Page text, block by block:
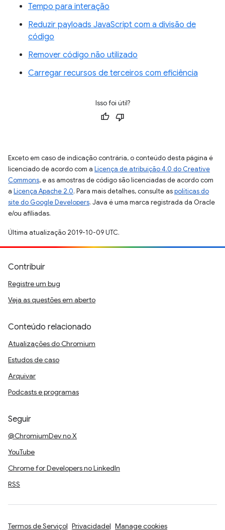
Tempo para interação
Reduzir payloads JavaScript com a divisão de
código
Remover código não utilizado
Carregar recursos de terceiros com eficiência
Isso foi útil?
Exceto em caso de indicação contrária, o conteúdo desta página é
licenciado de acordo com a Licença de atribuição 4.0 do Creative
Commons, e as amostras de código são licenciadas de acordo com
a Licença Apache 2.0. Para mais detalhes, consulte aspolíticas do
site do Google Developers. Java é uma marca registrada da Oracle
e/ou afiliadas.
Última atualização 2019-10-09 UTC.
Contribuir
Registre um bug
Veja as questões em aberto
Conteúdo relacionado
Atualizações do Chromium
Estudos de caso
Arquivar
Podcasts e programas
Seguir
@ChromiumDev no X
YouTube
Chrome for Developers no LinkedIn
RSS
Termos de Serviço Privacidade Manage cookies